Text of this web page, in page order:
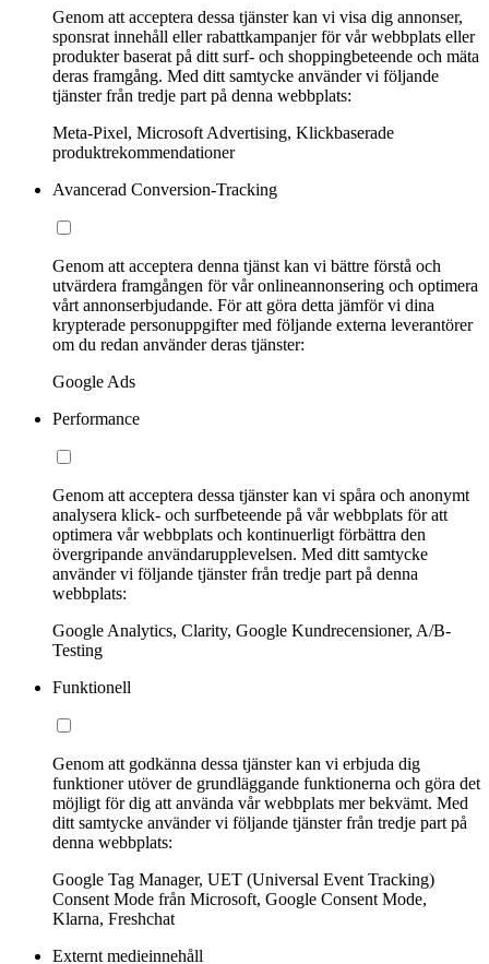
Genom att acceptera dessa tjänster kan vi visa dig annonser,
sponsrat innehåll eller rabattkampanjer för vår webbplats eller
produkter baserat på ditt surf- och shoppingbeteende och mäta
deras framgång. Med ditt samtycke använder vi följande
tjänster från tredje part på denna webbplats:
Meta-Pixel, Microsoft Advertising, Klickbaserade
produktrekommendationer
Avancerad Conversion-Tracking
Genom att acceptera denna tjänst kan vi bättre förstå och
utvärdera framgången för vår onlineannonsering och optimera
vårt annonserbjudande. För att göra detta jämför vi dina
krypterade personuppgifter med följande externa leverantörer
om du redan använder deras tjänster:
Google Ads
Performance
Genom att acceptera dessa tjänster kan vi spåra och anonymt
analysera klick- och surfbeteende på vår webbplats för att
optimera vår webbplats och kontinuerligt förbättra den
övergripande användarupplevelsen. Med ditt samtycke
använder vi följande tjänster från tredje part på denna
webbplats:
Google Analytics, Clarity, Google Kundrecensioner, A/B-
Testing
Funktionell
Genom att godkänna dessa tjänster kan vi erbjuda dig
funktioner utöver de grundläggande funktionerna och göra det
möjligt för dig att använda vår webbplats mer bekvämt. Med
ditt samtycke använder vi följande tjänster från tredje part på
denna webbplats:
Google Tag Manager, UET (Universal Event Tracking)
Consent Mode från Microsoft, Google Consent Mode,
Klarna, Freshchat
Externt medieinnehåll